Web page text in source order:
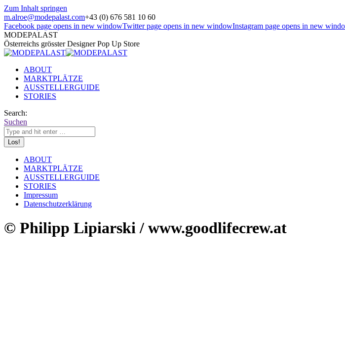
Zum Inhalt springen
m.alroe@modepalast.com+43 (0) 676 581 10 60
Facebook page opens in new windowTwitter page opens in new windowInstagram page opens in new
MODEPALAST
Österreichs grösster Designer Pop Up Store
ABOUT
MARKTPLÄTZE
AUSSTELLERGUIDE
STORIES
Search:
Suchen
ABOUT
MARKTPLÄTZE
AUSSTELLERGUIDE
STORIES
Impressum
Datenschutzerklärung
© Philipp Lipiarski / www.goodlifecrew.at